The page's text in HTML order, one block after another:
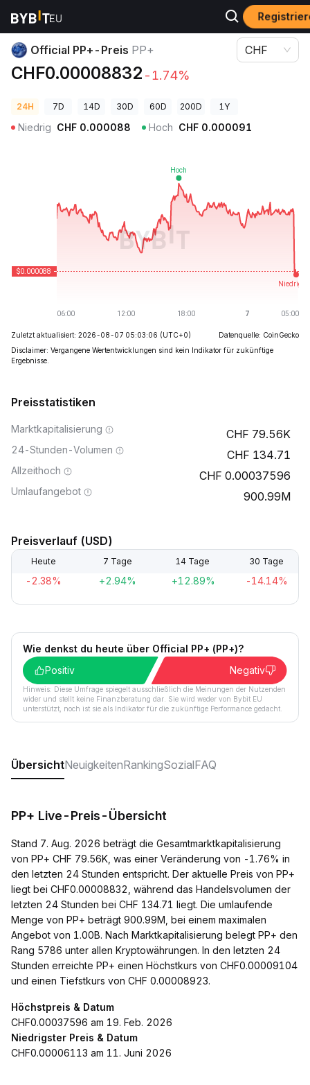
Krypto-Preise
Official PP+-Preis PP+
CHF0.00008832 -1.74%
CHF
24H 7D 14D 30D 60D 200D 1Y
Niedrig CHF 0.000088 Hoch CHF 0.000091
Zuletzt aktualisiert: 2026-08-07 05:03:06 (UTC+0)
Datenquelle: CoinGecko
Disclaimer: Vergangene Wertentwicklungen sind kein Indikator für zukünftige
Ergebnisse.
Preisstatistiken
Marktkapitalisierung 79.56K
24-Stunden-Volumen 134.71
Allzeithoch 0.00037596
Umlaufangebot 900.99M
Preisverlauf (USD)
Heute 7 Tage 14 Tage 30 Tage
-2.38% +2.94% +12.89% -14.14%
Wie denkst du heute über Official PP+ (PP+)?
Positiv
Negativ
Hinweis: Diese Umfrage spiegelt ausschließlich die Meinungen der Nutzenden
wider und stellt keine Finanzberatung dar. Sie wird weder von Bybit EU
unterstützt, noch ist sie als Indikator für die zukünftige Performance gedacht.
ÜbersichtNeuigkeitenRankingSozialFAQ
PP+ Live-Preis-Übersicht
Stand 7. Aug. 2026 beträgt die Gesamtmarktkapitalisierung
von PP+ CHF 79.56K, was einer Veränderung von -1.76% in
den letzten 24 Stunden entspricht. Der aktuelle Preis von PP+
liegt bei CHF0.00008832, während das Handelsvolumen der
letzten 24 Stunden bei CHF 134.71 liegt. Die umlaufende
Menge von PP+ beträgt 900.99M, bei einem maximalen
Angebot von 1.00B. Nach Marktkapitalisierung belegt PP+ den
Rang 5786 unter allen Kryptowährungen. In den letzten 24
Stunden erreichte PP+ einen Höchstkurs von CHF0.00009104
und einen Tiefstkurs von CHF 0.00008923.
Höchstpreis & Datum
CHF0.00037596 am 19. Feb. 2026
Niedrigster Preis & Datum
CHF0.00006113 am 11. Juni 2026